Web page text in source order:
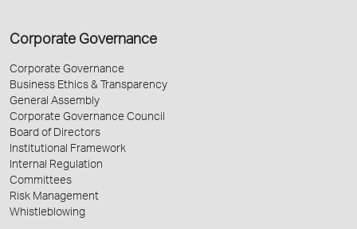
Corporate Governance
Corporate Governance
Business Ethics & Transparency
General Assembly
Corporate Governance Council
Board of Directors
Institutional Framework
Internal Regulation
Committees
Risk Management
Whistleblowing